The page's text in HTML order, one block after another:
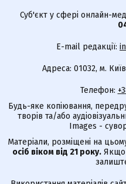
Суб'єкт у сфері онлайн-
E-mail редакції:
Адреса: 01032, м.
Телефон:
Будь-яке копіювання,
творів та/або
Images -
Матеріали, розміщені на
осіб віком від 21 року. Якщо